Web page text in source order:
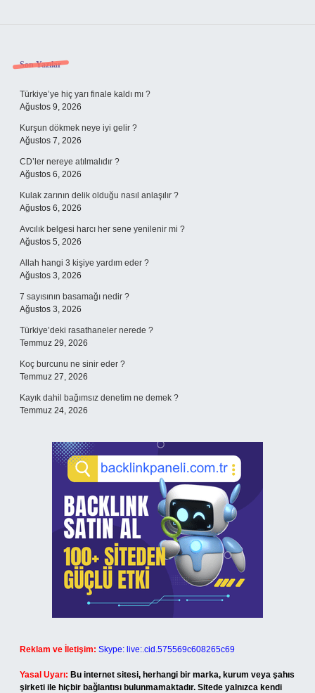
Sidebar
Son Yazılar
Türkiye’ye hiç yarı finale kaldı mı ?
Ağustos 9, 2026
Kurşun dökmek neye iyi gelir ?
Ağustos 7, 2026
CD’ler nereye atılmalıdır ?
Ağustos 6, 2026
Kulak zarının delik olduğu nasıl anlaşılır ?
Ağustos 6, 2026
Avcılık belgesi harcı her sene yenilenir mi ?
Ağustos 5, 2026
Allah hangi 3 kişiye yardım eder ?
Ağustos 3, 2026
7 sayısının basamağı nedir ?
Ağustos 3, 2026
Türkiye’deki rasathaneler nerede ?
Temmuz 29, 2026
Koç burcunu ne sinir eder ?
Temmuz 27, 2026
Kayık dahil bağımsız denetim ne demek ?
Temmuz 24, 2026
Reklam ve İletişim: Skype: live:.cid.575569c608265c69
Yasal Uyarı: Bu internet sitesi, herhangi bir marka, kurum veya şahıs
şirketi ile hiçbir bağlantısı bulunmamaktadır. Sitede yalnızca kendi